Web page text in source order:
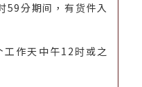
分期间，有货件入
作天中午12时或之